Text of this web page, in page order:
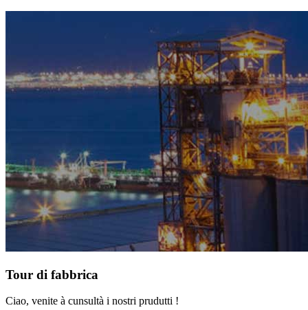
Tour di fabbrica
Ciao, venite à cunsultà i nostri prudutti !